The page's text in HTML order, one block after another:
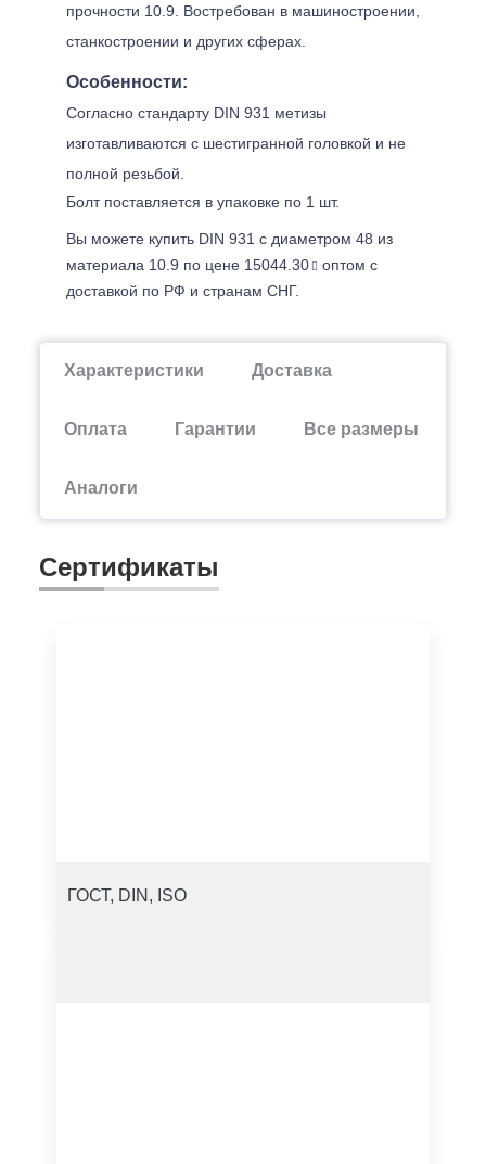
прочности 10.9. Востребован в машиностроении,
станкостроении и других сферах.
Особенности:
Согласно стандарту DIN 931 метизы
изготавливаются с шестигранной головкой и не
полной резьбой.
Болт поставляется в упаковке по 1 шт.
Вы можете купить DIN 931 с диаметром 48 из
материала 10.9 по цене 15044.30
оптом с
доставкой по РФ и странам СНГ.
Характеристики Доставка
Оплата Гарантии Все размеры
Аналоги
Сертификаты
ГОСТ, DIN, ISO